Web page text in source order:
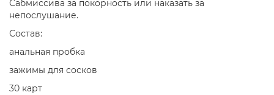
Сабмиссива за покорность или наказать за
непослушание.
Состав:
анальная пробка
зажимы для сосков
30 карт